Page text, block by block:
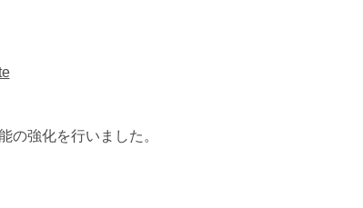
の強化を行いました。